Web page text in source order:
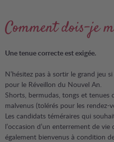
Comment dois-je
Une tenue correcte est exigée.
N’hésitez pas à sortir le grand jeu
pour le Réveillon du Nouvel An.
Shorts, bermudas, tongs et
malvenus (tolérés pour les rendez-
Les candidats téméraires qui
l’occasion d’un enterrement de
également bienvenus à condition